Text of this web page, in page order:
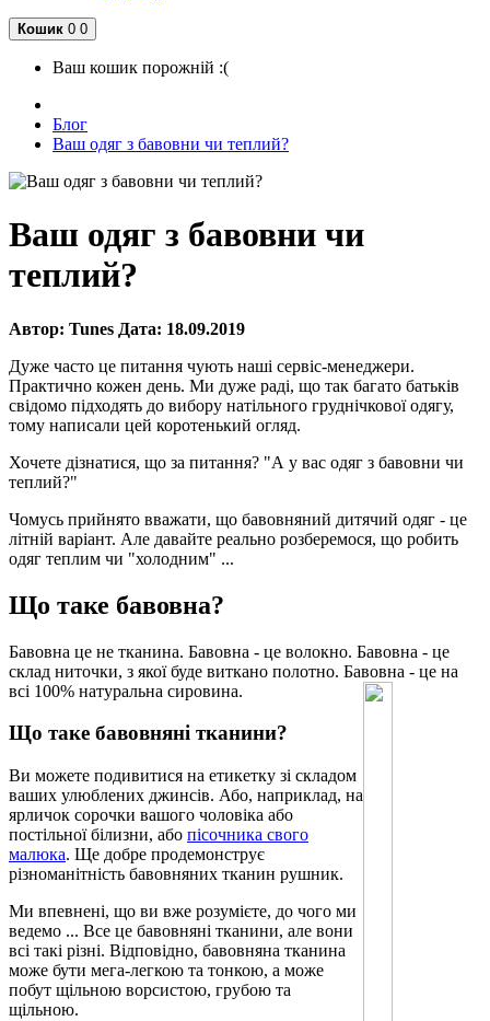
Кошик 0 0
Ваш кошик порожній :(
Блог
Ваш одяг з бавовни чи теплий?
Ваш одяг з бавовни чи
теплий?
Автор: Tunes Дата: 18.09.2019
Дуже часто це питання чують наші сервіс-менеджери.
Практично кожен день. Ми дуже раді, що так багато батьків
свідомо підходять до вибору натільного груднічкової одягу,
тому написали цей коротенький огляд.
Хочете дізнатися, що за питання? "А у вас одяг з бавовни чи
теплий?"
Чомусь прийнято вважати, що бавовняний дитячий одяг - це
літній варіант. Але давайте реально розберемося, що робить
одяг теплим чи "холодним" ...
Що таке бавовна?
Бавовна це не тканина. Бавовна - це волокно. Бавовна - це
склад ниточки, з якої буде виткано полотно. Бавовна - це на
всі 100% натуральна сировина.
Що таке бавовняні тканини?
Ви можете подивитися на етикетку зі складом
ваших улюблених джинсів. Або, наприклад, на
ярличок сорочки вашого чоловіка або
постільної білизни, або пісочника свого
малюка. Ще добре продемонструє
різноманітність бавовняних тканин рушник.
Ми впевнені, що ви вже розумієте, до чого ми
ведемо ... Все це бавовняні тканини, але вони
всі такі різні. Відповідно, бавовняна тканина
може бути мега-легкою та тонкою, а може
побут щільною ворсистою, грубою та
щільною.